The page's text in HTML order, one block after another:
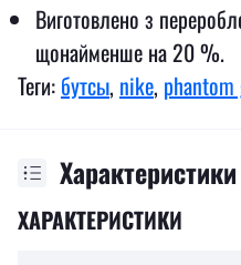
Виготовлено з
щонайменше на 20 %.
Теги: бутсы, nike, phantom
Характеристики
ХАРАКТЕРИСТИКИ